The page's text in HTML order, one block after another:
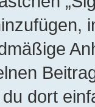
dort